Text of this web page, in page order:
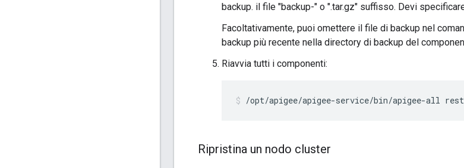
backup. il file "backup-" o ".tar.gz" suffisso. Devi
Facoltativamente, puoi omettere il file di backup nel
backup più recente nella directory di backup del
Riavvia tutti i componenti:
/opt/apigee/apigee-service/bin/apigee-all
Ripristina un nodo cluster